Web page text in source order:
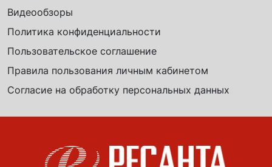
Видеообзоры
Политика конфиденциальности
Пользовательское соглашение
Правила пользования личным кабинетом
Согласие на обработку персональных данных